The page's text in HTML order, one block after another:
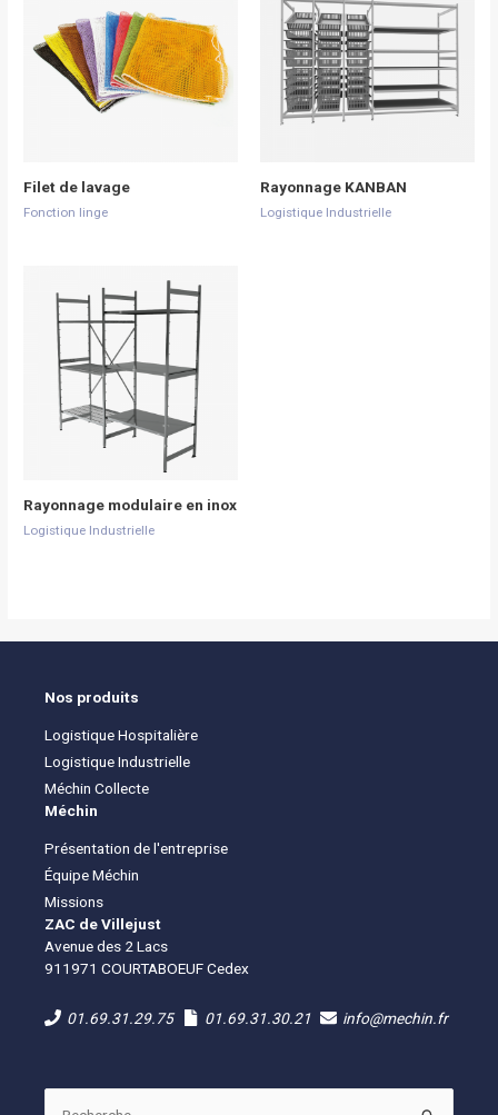
Filet de lavage
Fonction linge
Rayonnage KANBAN
Logistique Industrielle
Rayonnage modulaire en inox
Logistique Industrielle
Nos produits
Logistique Hospitalière
Logistique Industrielle
Méchin Collecte
Méchin
Présentation de l'entreprise
Équipe Méchin
Missions
ZAC de Villejust
Avenue des 2 Lacs
911971 COURTABOEUF Cedex
01.69.31.29.75 01.69.31.30.21 info@mechin.fr